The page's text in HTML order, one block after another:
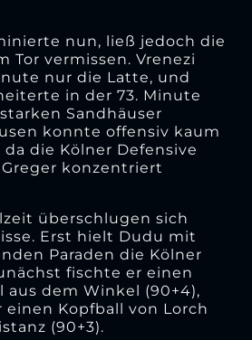
nun, ließ jedoch die
Tor vermissen. Vrenezi
nur die Latte, und
in der 73. Minute
Sandhäuser
konnte offensiv kaum
die Kölner Defensive
konzentriert
überschlugen sich
Erst hielt Dudu mit
Paraden die Kölner
fischte er einen
aus dem Winkel (90+4),
Kopfball von Lorch
(90+3).